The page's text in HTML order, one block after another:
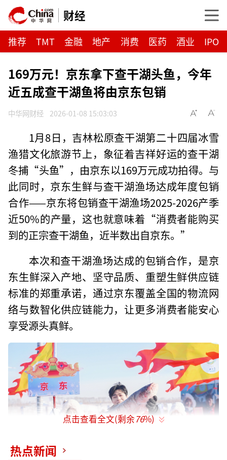
财经
推荐 TMT 金融 地产 消费 医药 酒业 IPO
169万元！京东拿下查干湖头鱼，今年
近五成查干湖鱼将由京东包销
中华网财经 2026-01-08 15:03:03
1月8日，吉林松原查干湖第二十四届冰雪
渔猎文化旅游节上，象征着吉祥好运的查干湖
冬捕“头鱼”，由京东以169万元成功拍得。与
此同时，京东生鲜与查干湖渔场达成年度包销
合作——京东将包销查干湖渔场2025-2026产季
近50%的产量，这也就意味着“消费者能购买
到的正宗查干湖鱼，近半数出自京东。”
本次和查干湖渔场达成的包销合作，是京
东生鲜深入产地、坚守品质、重塑生鲜供应链
标准的郑重承诺，通过京东覆盖全国的物流网
络与数智化供应链能力，让更多消费者能安心
享受源头真鲜。
点击查看全文(剩余76%)
热点新闻